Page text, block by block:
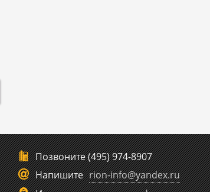
Позвоните(495) 974-8907
Напишите rion-info@yandex.ru